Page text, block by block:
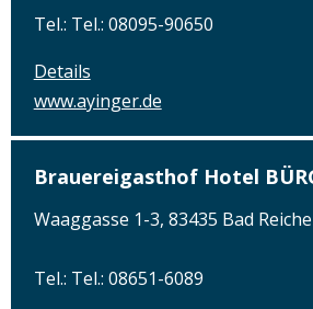
Tel.: Tel.: 08095-90650
Details
www.ayinger.de
Brauereigasthof Hotel
Waaggasse 1-3, 83435 Bad
Tel.: Tel.: 08651-6089